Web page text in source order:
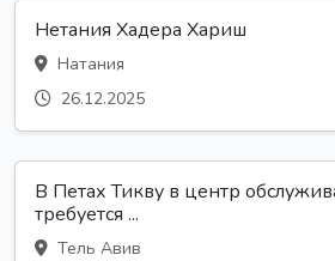
Нетания Хадера Хариш
Натания
26.12.2025
В Петах Тикву в центр
требуется ...
Тель Авив